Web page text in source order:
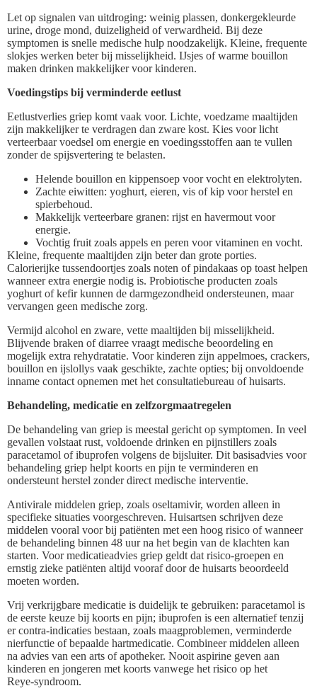
Let op signalen van uitdroging: weinig plassen, donkergekleurde
urine, droge mond, duizeligheid of verwardheid. Bij deze
symptomen is snelle medische hulp noodzakelijk. Kleine, frequente
slokjes werken beter bij misselijkheid. IJsjes of warme bouillon
maken drinken makkelijker voor kinderen.
Voedingstips bij verminderde eetlust
Eetlustverlies griep komt vaak voor. Lichte, voedzame maaltijden
zijn makkelijker te verdragen dan zware kost. Kies voor licht
verteerbaar voedsel om energie en voedingsstoffen aan te vullen
zonder de spijsvertering te belasten.
Helende bouillon en kippensoep voor vocht en elektrolyten.
Zachte eiwitten: yoghurt, eieren, vis of kip voor herstel en
spierbehoud.
Makkelijk verteerbare granen: rijst en havermout voor
energie.
Vochtig fruit zoals appels en peren voor vitaminen en vocht.
Kleine, frequente maaltijden zijn beter dan grote porties.
Calorierijke tussendoortjes zoals noten of pindakaas op toast helpen
wanneer extra energie nodig is. Probiotische producten zoals
yoghurt of kefir kunnen de darmgezondheid ondersteunen, maar
vervangen geen medische zorg.
Vermijd alcohol en zware, vette maaltijden bij misselijkheid.
Blijvende braken of diarree vraagt medische beoordeling en
mogelijk extra rehydratatie. Voor kinderen zijn appelmoes, crackers,
bouillon en ijslollys vaak geschikte, zachte opties; bij onvoldoende
inname contact opnemen met het consultatiebureau of huisarts.
Behandeling, medicatie en zelfzorgmaatregelen
De behandeling van griep is meestal gericht op symptomen. In veel
gevallen volstaat rust, voldoende drinken en pijnstillers zoals
paracetamol of ibuprofen volgens de bijsluiter. Dit basisadvies voor
behandeling griep helpt koorts en pijn te verminderen en
ondersteunt herstel zonder direct medische interventie.
Antivirale middelen griep, zoals oseltamivir, worden alleen in
specifieke situaties voorgeschreven. Huisartsen schrijven deze
middelen vooral voor bij patiënten met een hoog risico of wanneer
de behandeling binnen 48 uur na het begin van de klachten kan
starten. Voor medicatieadvies griep geldt dat risico‑groepen en
ernstig zieke patiënten altijd vooraf door de huisarts beoordeeld
moeten worden.
Vrij verkrijgbare medicatie is duidelijk te gebruiken: paracetamol is
de eerste keuze bij koorts en pijn; ibuprofen is een alternatief tenzij
er contra‑indicaties bestaan, zoals maagproblemen, verminderde
nierfunctie of bepaalde hartmedicatie. Combineer middelen alleen
na advies van een arts of apotheker. Nooit aspirine geven aan
kinderen en jongeren met koorts vanwege het risico op het
Reye‑syndroom.